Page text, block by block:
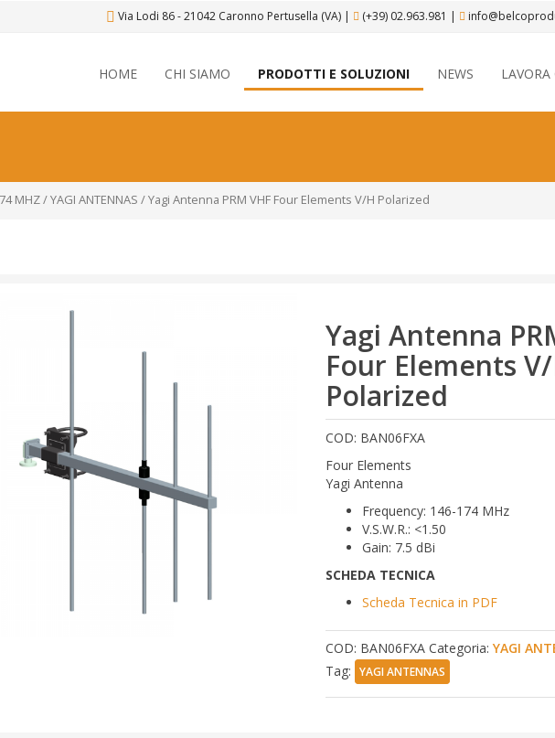
Via Lodi 86 - 21042 Caronno Pertusella (VA) | (+39) 02.963.981 |
HOME CHI SIAMO PRODOTTI E SOLUZIONI NEWS
MHZ/YAGI ANTENNAS / Yagi Antenna PRM VHF Four Elements V/H Polarized
Yagi Antenna
Four Elements
Polarized
COD: BAN06FXA
Four Elements
Yagi Antenna
Frequency: 146-174 MHz
V.S.W.R.: <1.50
Gain: 7.5 dBi
SCHEDA TECNICA
Scheda Tecnica in PDF
COD: BAN06FXA Categoria:YAGI
Tag:
YAGI ANTENNAS